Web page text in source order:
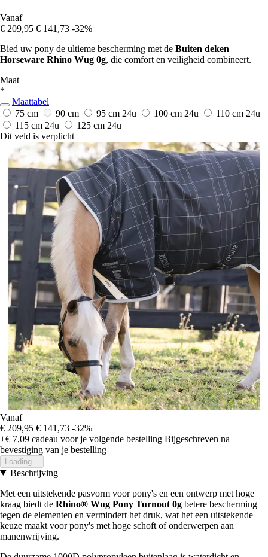
Vanaf
€ 209,95 € 141,73 -32%
Bied uw pony de ultieme bescherming met de Buiten deken
Horseware Rhino Wug 0g, die comfort en veiligheid combineert.
Maat
*
Maattabel
75 cm
90 cm 95 cm 24u 100 cm 24u 110 cm 24u
115 cm 24u 125 cm 24u
Dit veld is verplicht
Vanaf
€ 209,95 € 141,73 -32%
+€ 7,09 cadeau voor je volgende bestelling Bijgeschreven na
bevestiging van je bestelling
Loading...
Beschrijving
Met een uitstekende pasvorm voor pony's en een ontwerp met hoge
kraag biedt de Rhino® Wug Pony Turnout 0g betere bescherming
tegen de elementen en vermindert het druk, wat het een uitstekende
keuze maakt voor pony's met hoge schoft of onderwerpen aan
manenwrijving.